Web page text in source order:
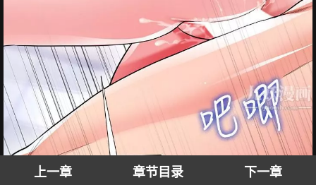
上一章 章节目录 下一章